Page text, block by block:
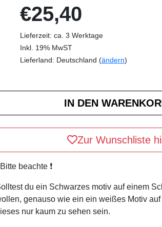
€25,40
Lieferzeit: ca. 3 Werktage
Inkl. 19% MwST
Lieferland: Deutschland (ändern)
Zur Wunschliste
Bitte beachte ❗️
du ein Schwarzes motiv auf einem
genauso wie ein ein weißes Motiv
nur kaum zu sehen sein.